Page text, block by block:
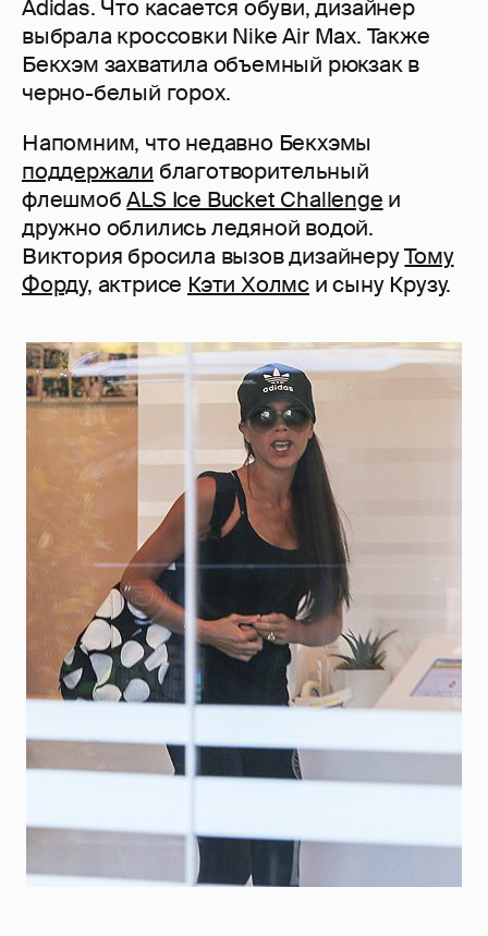
Adidas. Что касается обуви, дизайнер
выбрала кроссовки Nike Air Max. Также
Бекхэм захватила объемный рюкзак в
черно-белый горох.
Напомним, что недавно Бекхэмы
поддержали благотворительный
флешмобALS Ice Bucket Challenge и
дружно облились ледяной водой.
Виктория бросила вызов дизайнеруТому
Форду, актрисе Кэти Холмс и сыну Крузу.